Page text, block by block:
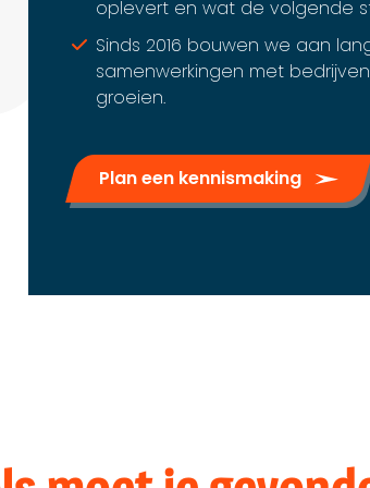
oplevert en wat de volgende
Sinds 2016 bouwen we aan
samenwerkingen met
groeien.
Plan een kennismaking